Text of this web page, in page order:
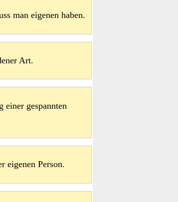
man eigenen haben.
Art.
gespannten
eigenen Person.